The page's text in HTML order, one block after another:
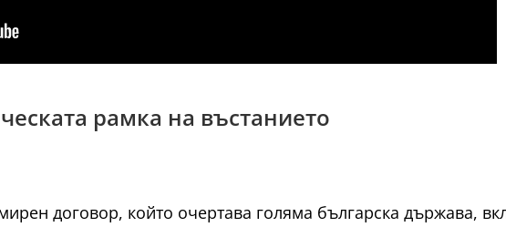
рамка на въстанието
договор, който очертава голяма българска държава,